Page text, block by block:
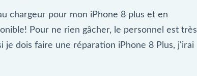
chargeur pour mon iPhone 8 plus et en
Pour ne rien gâcher, le personnel est très
je dois faire une réparation iPhone 8 Plus, j'irai